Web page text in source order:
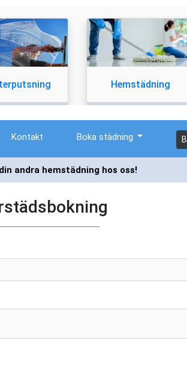
Hemstädning
Kontakt Boka städning
andra hemstädning hos oss!